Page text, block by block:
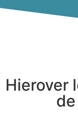
Hierover